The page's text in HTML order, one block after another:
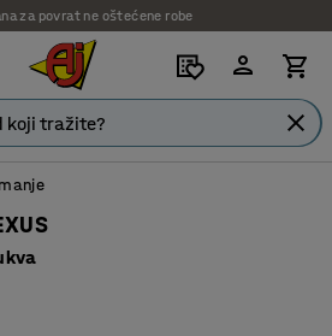
za povrat ne oštećene robe
7 godina garancije